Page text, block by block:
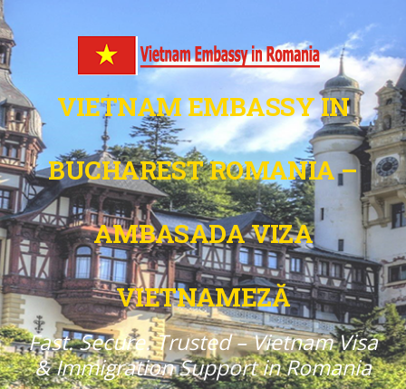
VIETNAM EMBASSY IN
BUCHAREST ROMANIA –
AMBASADA VIZA
VIETNAMEZĂ
Fast. Secure. Trusted – Vietnam Visa
& Immigration Support in Romania